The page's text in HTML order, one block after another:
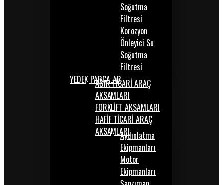
Soğutma
Filtresi
Korozyon
Önleyici Su
Soğutma
Filtresi
YEDEK PARÇALARAĞIR TİCARİ ARAÇ
AKSAMLARI
FORKLİFT AKSAMLARI
HAFİF TİCARİ ARAÇ
AKSAMLARIAydınlatma
Ekipmanları
Motor
Ekipmanları